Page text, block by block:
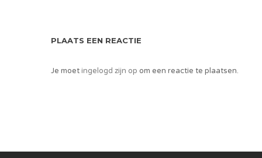
PLAATS EEN REACTIE
Je moetingelogd zijn op om een reactie te plaatsen.